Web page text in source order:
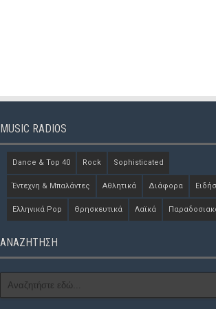
MUSIC RADIOS
Dance & Top 40 Rock Sophisticated
Έντεχνη & Μπαλάντες Αθλητικά Διάφορα
Ελληνικά Pop Θρησκευτικά Λαϊκά
ΑΝΑΖΗΤΗΣΗ